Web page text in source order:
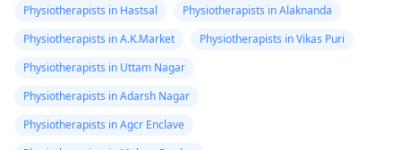
Physiotherapists in Hastsal
Physiotherapists in Alaknanda
Physiotherapists in A.K.Market
Physiotherapists in Vikas Puri
Physiotherapists in Uttam Nagar
Physiotherapists in Adarsh Nagar
Physiotherapists in Agcr Enclave